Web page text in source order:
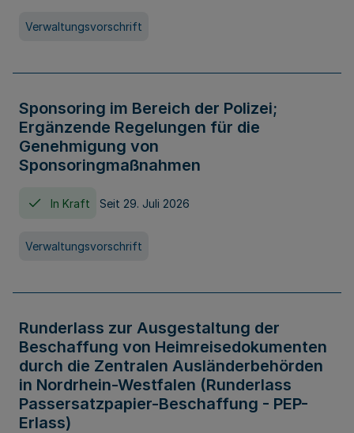
Verwaltungsvorschrift
Sponsoring im Bereich der Polizei;
Ergänzende Regelungen für die
Genehmigung von
Sponsoringmaßnahmen
In Kraft Seit 29. Juli 2026
Verwaltungsvorschrift
Runderlass zur Ausgestaltung der
Beschaffung von Heimreisedokumenten
durch die Zentralen Ausländerbehörden
in Nordrhein-Westfalen (Runderlass
Passersatzpapier-Beschaffung - PEP-
Erlass)